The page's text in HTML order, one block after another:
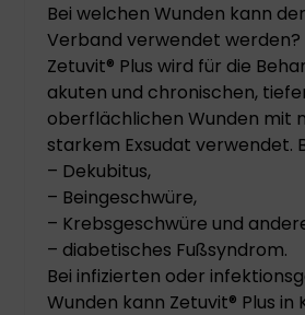
Bei welchen Wunden kann
Verband verwendet werden?
Zetuvit® Plus wird für die
akuten und chronischen,
oberflächlichen Wunden mit
starkem Exsudat verwendet.
– Dekubitus,
– Beingeschwüre,
– Krebsgeschwüre und
– diabetisches Fußsyndrom.
Bei infizierten oder
Wunden kann Zetuvit® Plus